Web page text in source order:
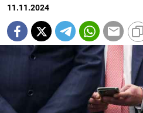
11.11.2024